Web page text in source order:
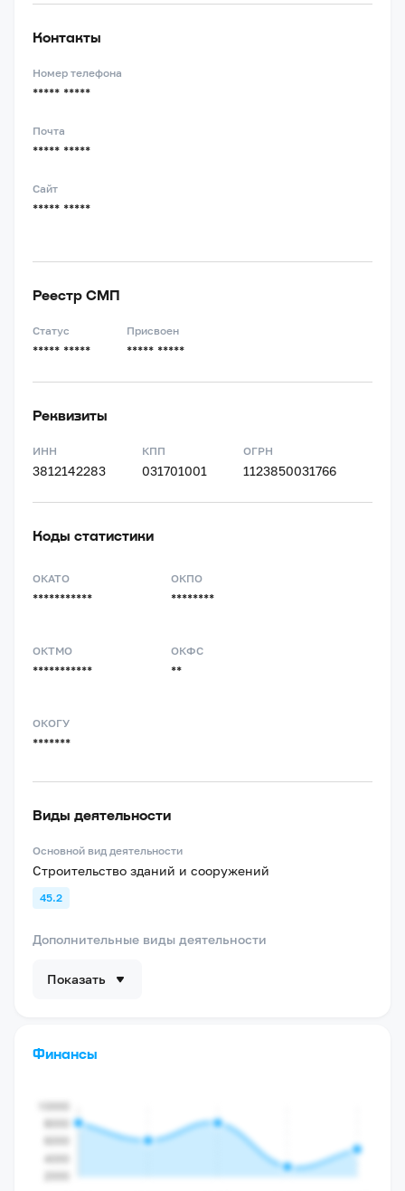
Контакты
Номер телефона
***** *****
Почта
***** *****
Сайт
***** *****
Реестр СМП
Статус
***** *****
Присвоен
***** *****
Реквизиты
ИНН
3812142283
КПП
031701001
ОГРН
1123850031766
Коды статистики
ОКАТО
***********
ОКПО
********
ОКТМО
***********
ОКФС
**
ОКОГУ
*******
Виды деятельности
Основной вид деятельности
Строительство зданий и сооружений
45.2
Дополнительные виды деятельности
Показать
Финансы